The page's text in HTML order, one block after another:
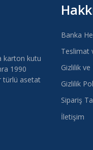
karton kutu
1990
türlü asetat
Banka
Teslimat
Gizlilik ve
Gizlilik
Sipariş
İletişim